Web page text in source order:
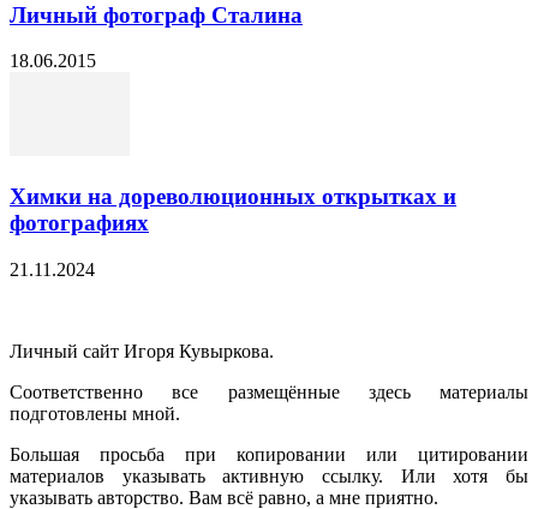
Личный фотограф Сталина
18.06.2015
Химки на дореволюционных открытках и
фотографиях
21.11.2024
Личный сайт Игоря Кувыркова.
Соответственно все размещённые здесь материалы
подготовлены мной.
Большая просьба при копировании или цитировании
материалов указывать активную ссылку. Или хотя бы
указывать авторство. Вам всё равно, а мне приятно.